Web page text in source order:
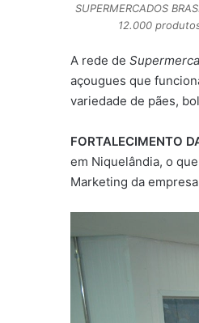
SUPERMERCADOS
12.000
A rede de
açougues que
variedade de pães,
FORTALECIMENTO
em Niquelândia, o
Marketing da